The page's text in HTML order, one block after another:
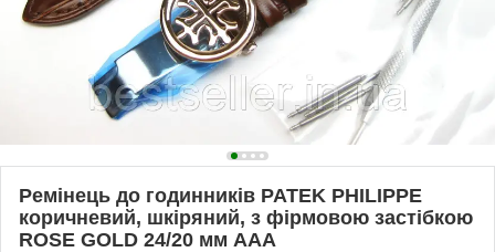
Ремінець до годинників PATEK PHILIPPE
коричневий, шкіряний, з фірмовою застібкою
ROSE GOLD 24/20 мм ААА